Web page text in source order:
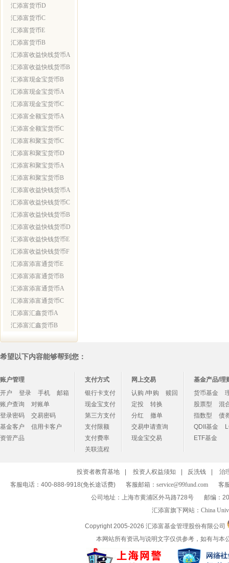
汇添富货币D
汇添富货币C
汇添富货币E
汇添富货币B
汇添富收益快线货币A
汇添富收益快线货币B
汇添富现金宝货币B
汇添富现金宝货币A
汇添富现金宝货币C
汇添富全额宝货币A
汇添富全额宝货币C
汇添富和聚宝货币C
汇添富和聚宝货币D
汇添富和聚宝货币A
汇添富和聚宝货币B
汇添富收益快钱货币A
汇添富收益快钱货币C
汇添富收益快钱货币B
汇添富收益快钱货币D
汇添富收益快钱货币E
汇添富收益快钱货币F
汇添富添富通货币E
汇添富添富通货币B
汇添富添富通货币A
汇添富添富通货币C
汇添富汇鑫货币A
汇添富汇鑫货币B
希望以下内容能够帮到您：
账户管理
开户
登录 手机
邮箱
账户查询
对账单
登录密码
交易密码
基金客户
信用卡客户
资管产品
支付方式
银行卡支付
现金宝支付
第三方支付
支付限额
支付费率
关联流程
网上交易
认购 /申购
赎回
定投
转换
分红
撤单
交易申请查询
现金宝交易
基金产品/理
货币基金
股票型
混
指数型
债
QDII基金
ETF基金
投资者教育基地 投资人权益须知 反洗钱
治
客服电话：400-888-9918(免长途话费)
客服邮箱： service@99fund.com
客
公司地址：上海市黄浦区外马路728号
邮编：
汇添富旗下网站： China
Copyright 2005-2026 汇添富基金管理股份有限公司
本网站所有资讯与说明文字仅供参考，如有与本